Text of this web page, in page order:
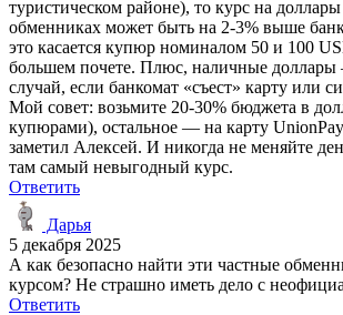
туристическом районе), то курс на
обменниках может быть на 2-3% выше
это касается купюр номиналом 50 и 100
большем почете. Плюс, наличные доллары
случай, если банкомат «съест» карту или
Мой совет: возьмите 20-30% бюджета в
купюрами), остальное — на карту
заметил Алексей. И никогда не меняйте
там самый невыгодный курс.
Ответить
Дарья
5 декабря 2025
А как безопасно найти эти частные
курсом? Не страшно иметь дело с
Ответить